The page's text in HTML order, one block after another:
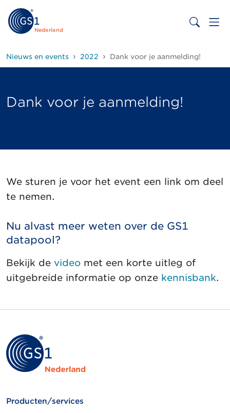
Nederland
Nieuws en events 2022 Dank voor je aanmelding!
Dank voor je aanmelding!
We sturen je voor het event een link om deel
te nemen.
Nu alvast meer weten over de GS1
datapool?
Bekijk de video met een korte uitleg of
uitgebreide informatie op onze kennisbank.
Producten/services